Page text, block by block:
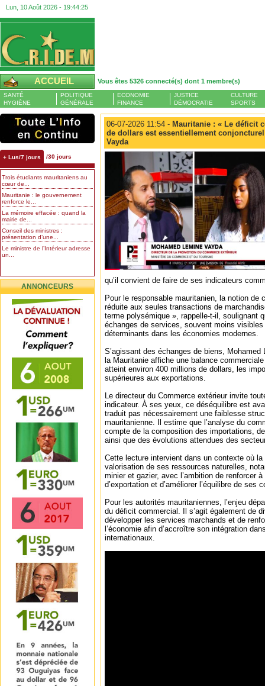
Lun, 10 Août 2026 - 19:44:26
ACCUEIL Vous êtes 5326 connecté(s) dont 1 membre(s)
SANTÉ
HYGIÈNE
POLITIQUE
GÉNÉRALE
ECONOMIE
FINANCE
JUSTICE
DÉMOCRATIE
CULTURE
SPORTS
+ Lus/7 jours /30 jours
Trois étudiants mauritaniens au
cœur de...
Mauritanie : le gouvernement
renforce le...
La mémoire effacée : quand la
mairie de...
Conseil des ministres :
présentation d’une...
Le ministre de l’Intérieur adresse
un...
ANNONCEURS
06-07-2026 11:54 - Mauritanie : « Le déficit
de dollars est essentiellement
Vayda
qu’il convient de faire de ses indicateurs
Pour le responsable mauritanien, la notion de
réduite aux seules transactions de
terme polysémique », rappelle-t-il, soulignant
échanges de services, souvent moins
déterminants dans les économies modernes.
S’agissant des échanges de biens,
la Mauritanie affiche une balance
atteint environ 400 millions de dollars, les
supérieures aux exportations.
Le directeur du Commerce extérieur invite
indicateur. À ses yeux, ce déséquilibre est
traduit pas nécessairement une faiblesse
mauritanienne. Il estime que l’analyse du
compte de la composition des importations,
ainsi que des évolutions attendues des
Cette lecture intervient dans un contexte où
valorisation de ses ressources naturelles,
minier et gazier, avec l’ambition de renforcer
d’exportation et d’améliorer l’équilibre de ses
Pour les autorités mauritaniennes, l’enjeu
du déficit commercial. Il s’agit également de
développer les services marchands et de
l’économie afin d’accroître son intégration
internationaux.